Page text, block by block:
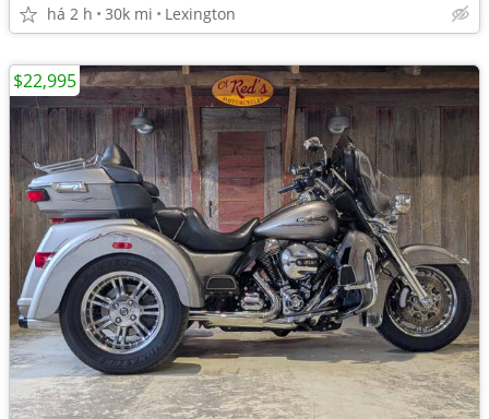
há 2 h 30k mi Lexington
$22,995